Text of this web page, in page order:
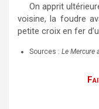
On apprit
voisine, la foudre
petite croix en fer
Sources : Le Mercure